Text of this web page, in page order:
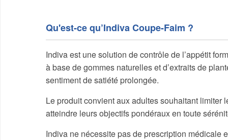
Qu'est-ce qu’Indiva Coupe-Faim ?
Indiva est une solution de contrôle de l’appétit
à base de gommes naturelles et d’extraits de
sentiment de satiété prolongée.
Le produit convient aux adultes souhaitant
atteindre leurs objectifs pondéraux en toute
Indiva ne nécessite pas de prescription médicale